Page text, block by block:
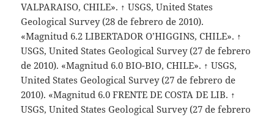
VALPARAISO, CHILE». ↑ USGS, United States
Geological Survey (28 de febrero de 2010).
«Magnitud 6.2 LIBERTADOR O’HIGGINS, CHILE». ↑
USGS, United States Geological Survey (27 de febrero
de 2010). «Magnitud 6.0 BIO-BIO, CHILE». ↑ USGS,
United States Geological Survey (27 de febrero de
2010). «Magnitud 6.0 FRENTE DE COSTA DE LIB. ↑
USGS, United States Geological Survey (27 de febrero